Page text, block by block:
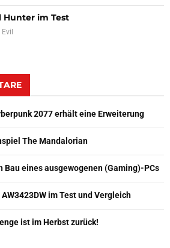
Hunter im Test
Evil
2077 erhält eine Erweiterung
The Mandalorian
Bau eines ausgewogenen (Gaming)-PCs
im Test und Vergleich
ist im Herbst zurück!